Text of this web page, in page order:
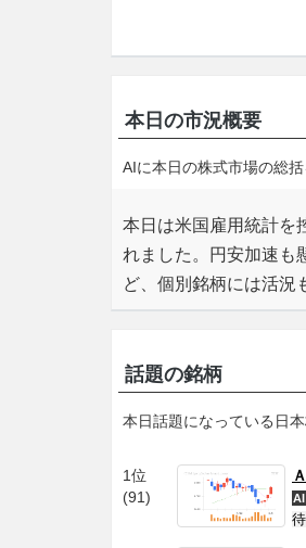
本日の市況概要
AIに本日の株式市場の総括
本日は米国雇用統計を
れました。円安加速も
ど、個別銘柄には活況
話題の銘柄
本日話題になっている日
1位
(91)
AI